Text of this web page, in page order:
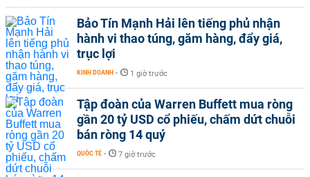
Bảo Tín Mạnh Hải lên tiếng phủ nhận
hành vi thao túng, găm hàng, đẩy giá,
trục lợi
KINH DOANH - 1 giờ trước
Tập đoàn của Warren Buffett mua ròng
gần 20 tỷ USD cổ phiếu, chấm dứt chuỗi
bán ròng 14 quý
QUỐC TẾ - 7 giờ trước